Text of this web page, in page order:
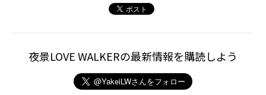
夜景LOVE WALKERの最新情報を購読しよう